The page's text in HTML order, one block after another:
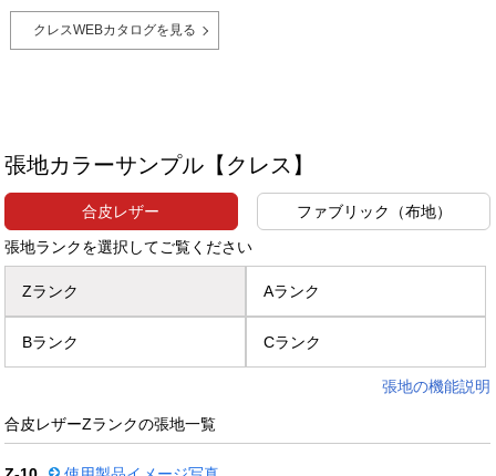
クレスWEBカタログを見る